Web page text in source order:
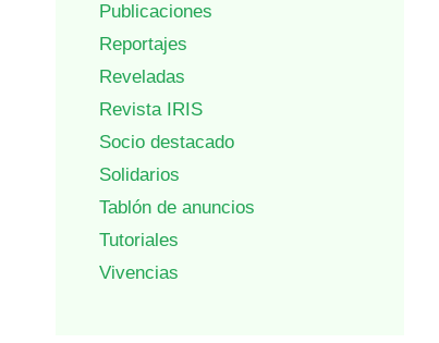
Publicaciones
Reportajes
Reveladas
Revista IRIS
Socio destacado
Solidarios
Tablón de anuncios
Tutoriales
Vivencias